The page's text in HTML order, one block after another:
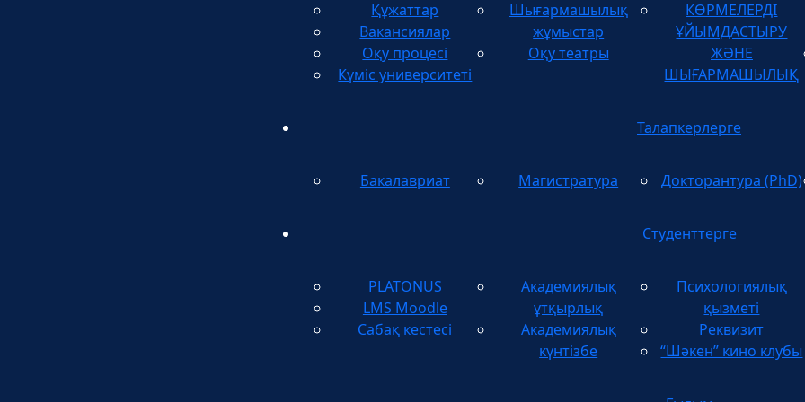
Құжаттар
Вакансиялар
Оқу процесі
Күміс университеті
Шығармашылық
жұмыстар
Оқу театры
КӨРМЕЛЕРДІ
ҰЙЫМДАСТЫРУ
ЖӘНЕ
ШЫҒАРМАШЫЛЫҚ
ТУЫНДЫЛАРДЫ
Талапкерлерге
Бакалавриат Магистратура Докторантура (PhD)
Студенттерге
PLATONUS
LMS Moodle
Сабақ кестесі
Академиялық
ұтқырлық
Академиялық
күнтізбе
Психологиялық
қызметі
Реквизит
“Шәкен” кино клубы